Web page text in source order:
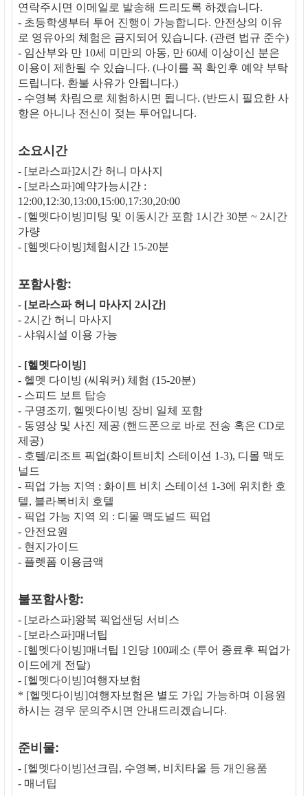
연락주시면 이메일로 발송해 드리도록 하겠습니다.
- 초등학생부터 투어 진행이 가능합니다. 안전상의 이유
로 영유아의 체험은 금지되어 있습니다. (관련 법규 준수)
- 임산부와 만 10세 미만의 아동, 만 60세 이상이신 분은
이용이 제한될 수 있습니다. (나이를 꼭 확인후 예약 부탁
드립니다. 환불 사유가 안됩니다.)
- 수영복 차림으로 체험하시면 됩니다. (반드시 필요한 사
항은 아니나 전신이 젖는 투어입니다.
소요시간
- [보라스파]2시간 허니 마사지
- [보라스파]예약가능시간 :
12:00,12:30,13:00,15:00,17:30,20:00
- [헬멧다이빙]미팅 및 이동시간 포함 1시간 30분 ~ 2시간
가량
- [헬멧다이빙]체험시간 15-20분
포함사항:
- [보라스파 허니 마사지 2시간]
- 2시간 허니 마사지
- 샤워시설 이용 가능
- [헬멧다이빙]
- 헬멧 다이빙 (씨워커) 체험 (15-20분)
- 스피드 보트 탑승
- 구명조끼, 헬멧다이빙 장비 일체 포함
- 동영상 및 사진 제공 (핸드폰으로 바로 전송 혹은 CD로
제공)
- 호텔/리조트 픽업(화이트비치 스테이션 1-3), 디몰 맥도
널드
- 픽업 가능 지역 : 화이트 비치 스테이션 1-3에 위치한 호
텔, 블라복비치 호텔
- 픽업 가능 지역 외 : 디몰 맥도널드 픽업
- 안전요원
- 현지가이드
- 플렛폼 이용금액
불포함사항:
- [보라스파]왕복 픽업샌딩 서비스
- [보라스파]매너팁
- [헬멧다이빙]매너팁 1인당 100페소 (투어 종료후 픽업가
이드에게 전달)
- [헬멧다이빙]여행자보험
* [헬멧다이빙]여행자보험은 별도 가입 가능하며 이용원
하시는 경우 문의주시면 안내드리겠습니다.
준비물:
- [헬멧다이빙]선크림, 수영복, 비치타올 등 개인용품
- 매너팁